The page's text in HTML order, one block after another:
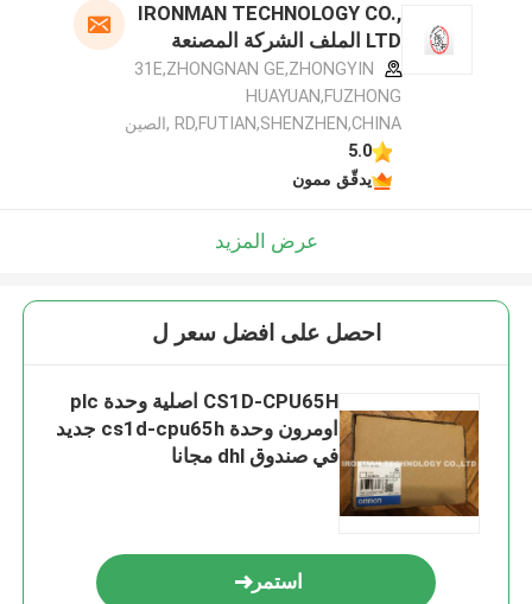
IRONMAN TECHNOLOGY CO.,
LTD الملف الشركة المصنعة
31E,ZHONGNAN GE,ZHONGYIN
HUAYUAN,FUZHONG
RD,FUTIAN,SHENZHEN,CHINA ,الصين
5.0
يدقّق ممون
عرض المزيد
احصل على افضل سعر ل
CS1D-CPU65H اصلية وحدة plc
اومرون وحدة cs1d-cpu65h جديد
في صندوق dhl مجانا
استمر